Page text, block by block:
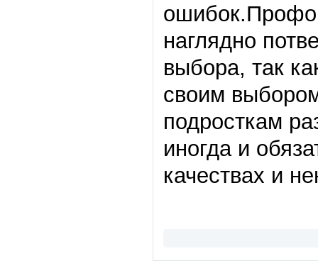
наглядно
выбора, так
своим
подросткам
иногда и
качествах и